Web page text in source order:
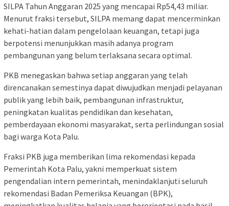
SILPA Tahun Anggaran 2025 yang mencapai Rp54,43 miliar.
Menurut fraksi tersebut, SILPA memang dapat mencerminkan
kehati-hatian dalam pengelolaan keuangan, tetapi juga
berpotensi menunjukkan masih adanya program
pembangunan yang belum terlaksana secara optimal.
PKB menegaskan bahwa setiap anggaran yang telah
direncanakan semestinya dapat diwujudkan menjadi pelayanan
publik yang lebih baik, pembangunan infrastruktur,
peningkatan kualitas pendidikan dan kesehatan,
pemberdayaan ekonomi masyarakat, serta perlindungan sosial
bagi warga Kota Palu.
Fraksi PKB juga memberikan lima rekomendasi kepada
Pemerintah Kota Palu, yakni memperkuat sistem
pengendalian intern pemerintah, menindaklanjuti seluruh
rekomendasi Badan Pemeriksa Keuangan (BPK),